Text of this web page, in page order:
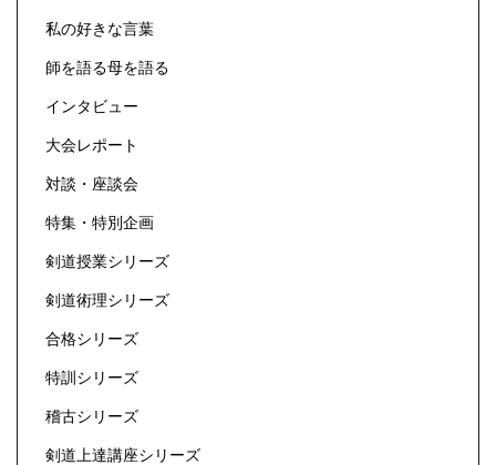
私の好きな言葉
師を語る母を語る
インタビュー
大会レポート
対談・座談会
特集・特別企画
剣道授業シリーズ
剣道術理シリーズ
合格シリーズ
特訓シリーズ
稽古シリーズ
剣道上達講座シリーズ